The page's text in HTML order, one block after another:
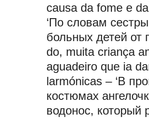
causa da fome e
‘По словам
больных детей от
do, muita criança
aguadeiro que ia
larmónicas – ‘В
костюмах
водонос, который